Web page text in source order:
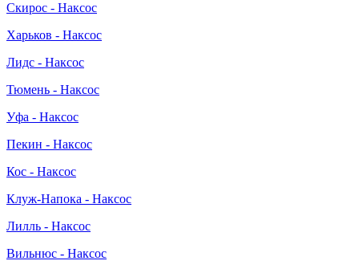
Скирос - Наксос
Харьков - Наксос
Лидс - Наксос
Тюмень - Наксос
Уфа - Наксос
Пекин - Наксос
Кос - Наксос
Клуж-Напока - Наксос
Лилль - Наксос
Вильнюс - Наксос